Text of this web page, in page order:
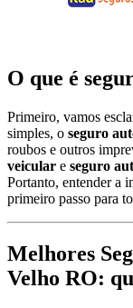
O que é
Primeiro, vamos
simples, o seguro
roubos e outros
veicular e seguro
Portanto, entender a
primeiro passo para
Melhores
Velho RO: